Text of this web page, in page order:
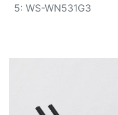
5: WS-WN531G3